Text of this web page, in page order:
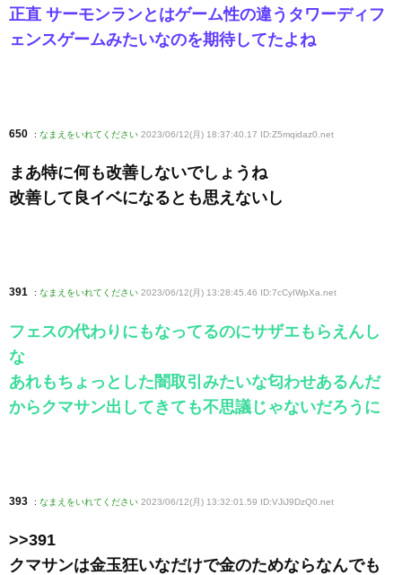
正直 サーモンランとはゲーム性の違うタワーディフ
ェンスゲームみたいなのを期待してたよね
650 : なまえをいれてください 2023/06/12(月) 18:37:40.17 ID:Z5mqidaz0 .net
まあ特に何も改善しないでしょうね
改善して良イベになるとも思えないし
391 : なまえをいれてください 2023/06/12(月) 13:28:45.46 ID:7cCyIWpXa.net
フェスの代わりにもなってるのにサザエもらえんし
な
あれもちょっとした闇取引みたいな匂わせあるんだ
からクマサン出してきても不思議じゃないだろうに
393 : なまえをいれてください 2023/06/12(月) 13:32:01.59 ID:VJiJ9DzQ0 .net
>>391
クマサンは金玉狂いなだけで金のためならなんでも